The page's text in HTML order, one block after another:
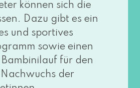
kön­nen sich die
Dazu gibt es ein
und spor­ti­ves
sowie einen
für den
der